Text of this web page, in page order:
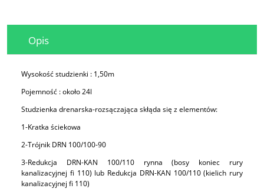
Opis
Wysokość studzienki : 1,50m
Pojemność : około 24l
Studzienka drenarska-rozsączająca skłąda się z elementów:
1-Kratka ściekowa
2-Trójnik DRN 100/100-90
3-Redukcja DRN-KAN 100/110 rynna (bosy koniec rury
kanalizacyjnej fi 110) lub Redukcja DRN-KAN 100/110 (kielich rury
kanalizacyjnej fi 110)